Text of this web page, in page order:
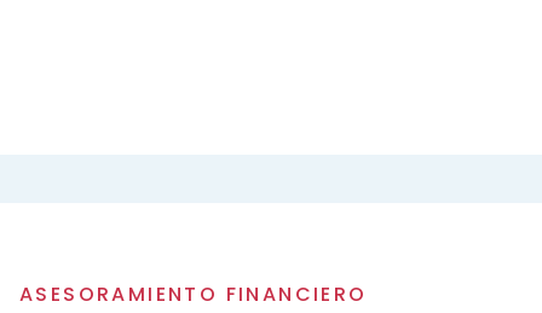
ASESORAMIENTO FINANCIERO